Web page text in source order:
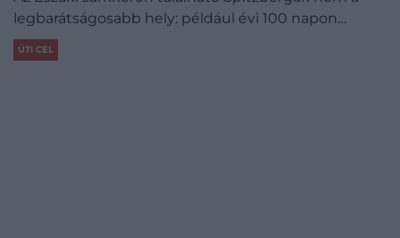
legbarátságosabb hely: például évi 100 napon…
ÚTI CÉL